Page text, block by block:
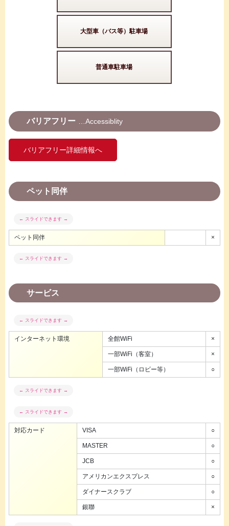
大型車（バス等）駐車場
普通車駐車場
バリアフリー Accessiblity
バリアフリー詳細情報へ
ペット同伴
ペット同伴 ×
サービス
インターネット環境 全館WiFi ×
一部WiFi（客室） ×
一部WiFi（ロビー等） ○
対応カード VISA ○
MASTER ○
JCB ○
アメリカンエクスプレス ○
ダイナースクラブ ○
銀聯 ×